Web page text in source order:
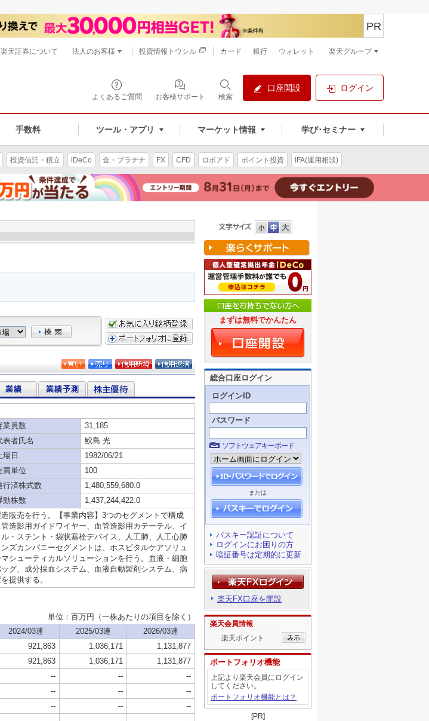
よくあるご質問 お客様サポート 検索
口座開設 ログイン
手数料 ツール・アプリ マーケット情報 学び･セミナー
PR
楽天証券について 法人のお客様 投資情報トウシル カード 銀行 ウォレット 楽天グループ
投資信託・積立 iDeCo 金・プラチナ FX CFD ロボアド ポイント投資 IFA(運用相談)
まずは無料でかんたん
総合口座ログイン
ログインID
パスワード
ソフトウェアキーボード
または
パスキー認証について
ログインにお困りの方
暗証番号は定期的に更新
楽天FX口座を開設
楽天会員情報
楽天ポイント
ポートフォリオ機能
上記より楽天会員にログイン
してください。
ポートフォリオ機能とは？
[PR]